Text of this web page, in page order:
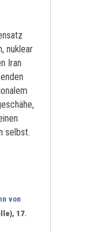
nuklear
Iran
selbst.
von
17.